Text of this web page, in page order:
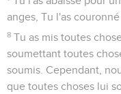
anges, Tu l'as
8 Tu as mis toutes
soumettant toutes
soumis. Cependant,
que toutes choses lui